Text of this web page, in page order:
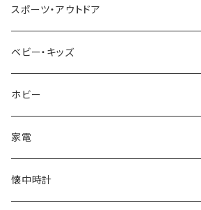
NIXON
AVALANCHE
ORIENT
ZEPPELIN
SKAGEN
DIESEL
ALV
Merge
ETTINGER
COACH
22designstudio
BOTTEGA VENETA
EMPORIO ARMANI
CALVIN KLEIN
DANIEL WELLINGTON
NEWYORKER
OROBIANCO
Ellese
COLEMAN
MONTBLANC
BEAMZSQUARE
BLAZER CLUB
ANDY HAWARD
G GUSTO
GULLWING
CITIZEN
BRAUN
RHYTHM
BLOSSOM
MONDAINE
Helios
VALENTINO VISCANI
LAMY
WATERMAN
PARKER
PELIKAN
CROSS
スポーツ・アウトドア
Trangia
Barebones
FEUERHAND
CASIO
ベビー・キッズ
ふわりぃ
ERGO BABY
ホビー
その他
AMOS
家電
CREATE
懐中時計